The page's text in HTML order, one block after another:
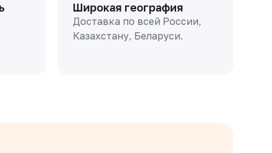
Широкая география
Доставка по всей России,
Казахстану, Беларуси.